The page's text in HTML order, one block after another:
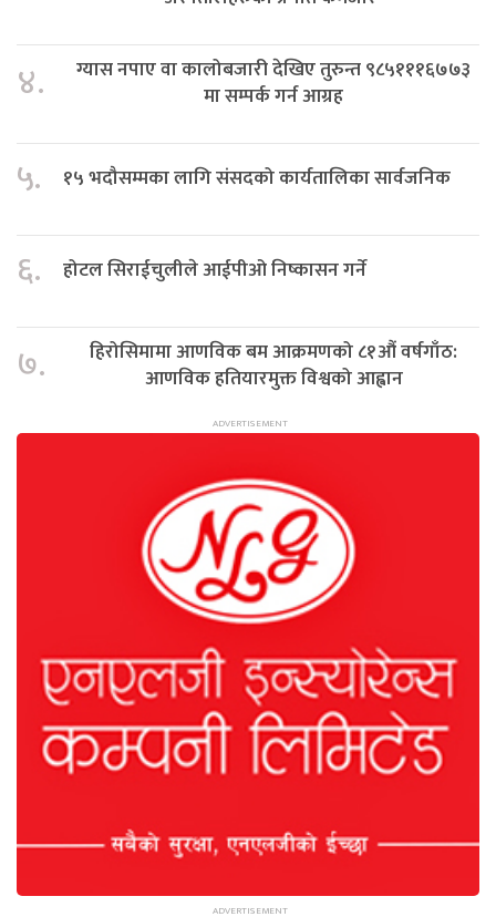
४.
ग्यास नपाए वा कालोबजारी देखिए तुरुन्त ९८५१११६७७३
मा सम्पर्क गर्न आग्रह
५. १५ भदौसम्मका लागि संसदको कार्यतालिका सार्वजनिक
६. होटल सिराईचुलीले आईपीओ निष्कासन गर्ने
७.
हिरोसिमामा आणविक बम आक्रमणको ८१औं वर्षगाँठ:
आणविक हतियारमुक्त विश्वको आह्वान